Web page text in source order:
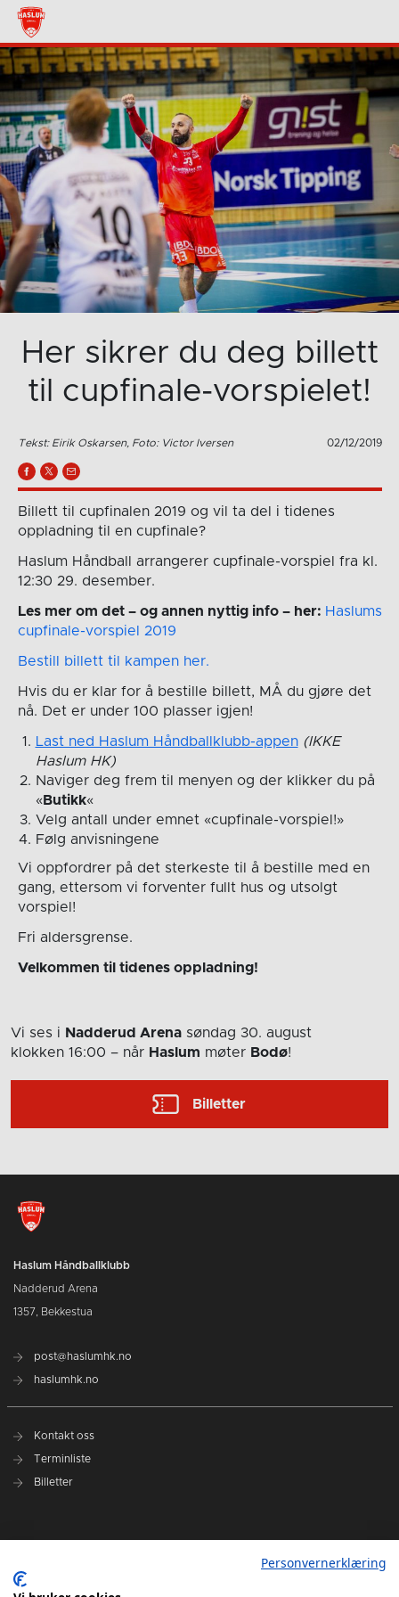
Her sikrer du deg billett
til cupfinale-vorspielet!
Tekst: Eirik Oskarsen, Foto: Victor Iversen 02/12/2019
Billett til cupfinalen 2019 og vil ta del i tidenes
oppladning til en cupfinale?
Haslum Håndball arrangerer cupfinale-vorspiel fra kl.
12:30 29. desember.
Les mer om det – og annen nyttig info – her: Haslums
cupfinale-vorspiel 2019
Bestill billett til kampen her.
Hvis du er klar for å bestille billett, MÅ du gjøre det
nå. Det er under 100 plasser igjen!
Last ned Haslum Håndballklubb-appen (IKKE
Haslum HK)
Naviger deg frem til menyen og der klikker du på
«Butikk«
Velg antall under emnet «cupfinale-vorspiel!»
Følg anvisningene
Vi oppfordrer på det sterkeste til å bestille med en
gang, ettersom vi forventer fullt hus og utsolgt
vorspiel!
Fri aldersgrense.
Velkommen til tidenes oppladning!
Vi ses i Nadderud Arena søndag 30. august
klokken 16:00 – når Haslum møter Bodø!
Billetter
Haslum Håndballklubb
Nadderud Arena
1357, Bekkestua
post@haslumhk.no
haslumhk.no
Kontakt oss
Terminliste
Billetter
Ansvarlig redaktør: Tore Solberg
Personvernerklæring